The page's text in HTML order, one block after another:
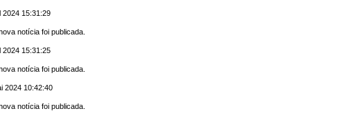
2024 15:31:29
notícia foi publicada.
2024 15:31:25
notícia foi publicada.
2024 10:42:40
notícia foi publicada.